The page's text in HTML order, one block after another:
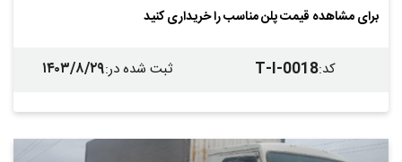
اتاق باری
اتاق سازان
برای مشاهده قیمت پلن مناسب را خریداری کنید
کد:
T-I-0018 ثبت شده در:۱۴۰۳/۸/۲۹